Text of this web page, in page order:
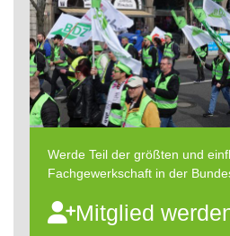
Werde Teil der größten und
Fachgewerkschaft in der
Mitglied